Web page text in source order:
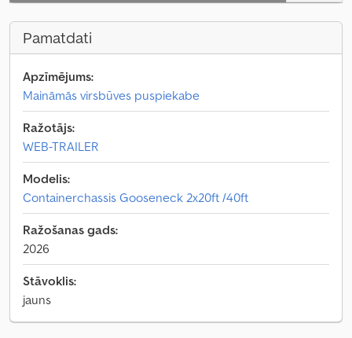
Pamatdati
Apzīmējums:
Maināmās virsbūves puspiekabe
Ražotājs:
WEB-TRAILER
Modelis:
Containerchassis Gooseneck 2x20ft /40ft
Ražošanas gads:
2026
Stāvoklis:
jauns